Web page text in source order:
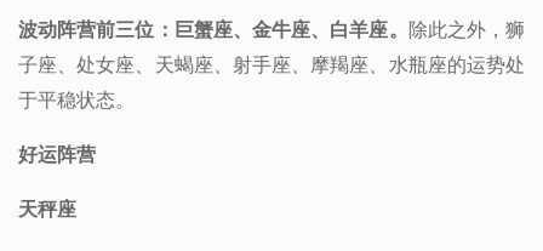
波动阵营前三位：巨蟹座、金牛座、白羊座。 除此之外，狮
子座、处女座、天蝎座、射手座、摩羯座、水瓶座的运势处
于平稳状态。
好运阵营
天秤座